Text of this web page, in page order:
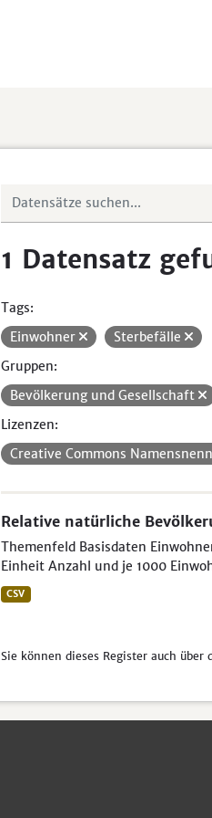
1 Datensatz
Tags:
Einwohner
Sterbefälle
Gruppen:
Bevölkerung und Gesellschaft
Lizenzen:
Creative Commons
Relative natürliche
Themenfeld Basisdaten
Einheit Anzahl und je 1000
CSV
Sie können dieses Register auch über